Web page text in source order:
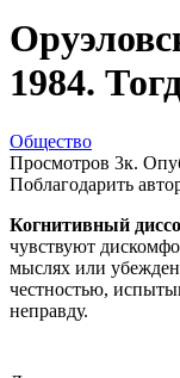
1984.
Общество
Просмотров 3к.
Поблагодарить
Когнитивный
чувствуют
мыслях или
честностью,
неправду.